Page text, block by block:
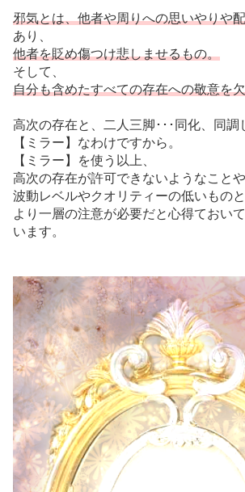
邪気とは、他者や周りへの思いやりや
あり、
他者を貶め傷つけ悲しませるもの。
そして、
自分も含めたすべての存在への敬意を
高次の存在と、二人三脚･･･同化、同調
【ミラー】なわけですから。
【ミラー】を使う以上、
高次の存在が許可できないようなことや
波動レベルやクオリティーの低いもの
より一層の注意が必要だと心得ておい
います。